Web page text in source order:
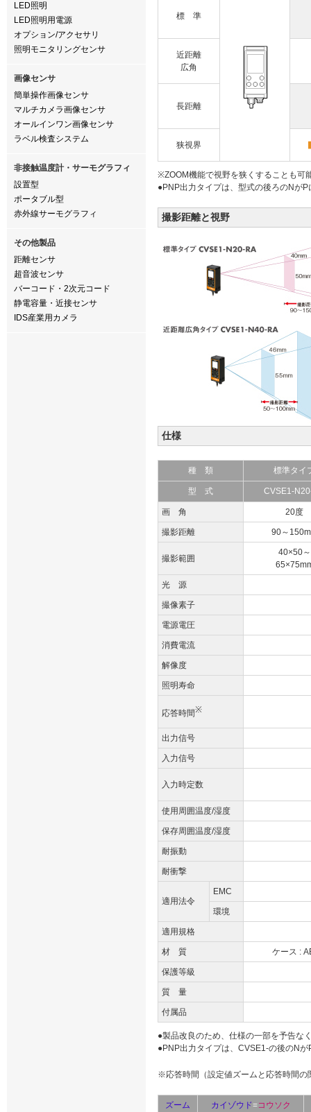
LED照明
LED照明用電源
オプション/アクセサリ
照明モニタリングセンサ
画像センサ
簡単操作画像センサ
マルチカメラ画像センサ
オールインワン画像センサ
ラベル検査システム
非接触温度計・サーモグラフィ
設置型
ポータブル型
赤外線サーモグラフィ
その他製品
距離センサ
超音波センサ
バーコード・2次元コード
静電容量・近接センサ
IDS産業用カメラ
標 準
近距離
広角
長距離
狭視界
※ZOOM機能で視野を狭くすることも可
●PNP出力タイプは、型式の後ろのNが
撮影距離と視野
仕様
種 類 標準タイ
型 式 CVSE1-
画 角 20度
撮影距離 90～
撮影範囲
40×50～
光 源
撮像素子
電源電圧
消費電流
解像度
照明寿命
応答時間※
出力信号
入力信号
入力時定数
使用周囲温度/湿度
保存周囲温度/湿度
耐振動
耐衝撃
適用法令
EMC
環境
適用規格
材 質 ケース :
保護等級
質 量
付属品
●製品改良のため、仕様の一部を予告な
●PNP出力タイプは、CVSE1-の後のN
※応答時間（設定値ズームと応答時間の
ズーム カイゾウド=コウソク